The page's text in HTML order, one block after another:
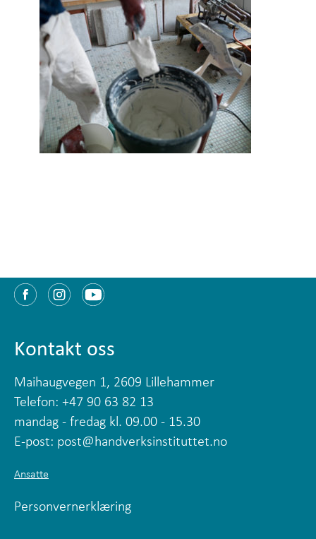
Kontakt oss
Maihaugvegen 1, 2609 Lillehammer
Telefon: +47 90 63 82 13
mandag - fredag kl. 09.00 - 15.30
E-post: post@handverksinstituttet.no
Ansatte
Personvernerklæring